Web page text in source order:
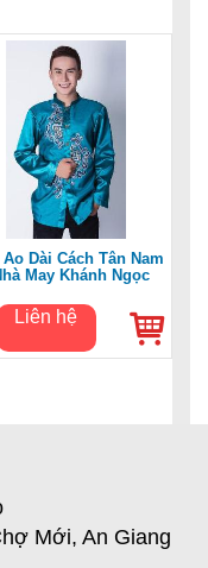
Áo Dài Cách Tân Nam
May Khánh Ngọc
Liên hệ
Mới, An Giang